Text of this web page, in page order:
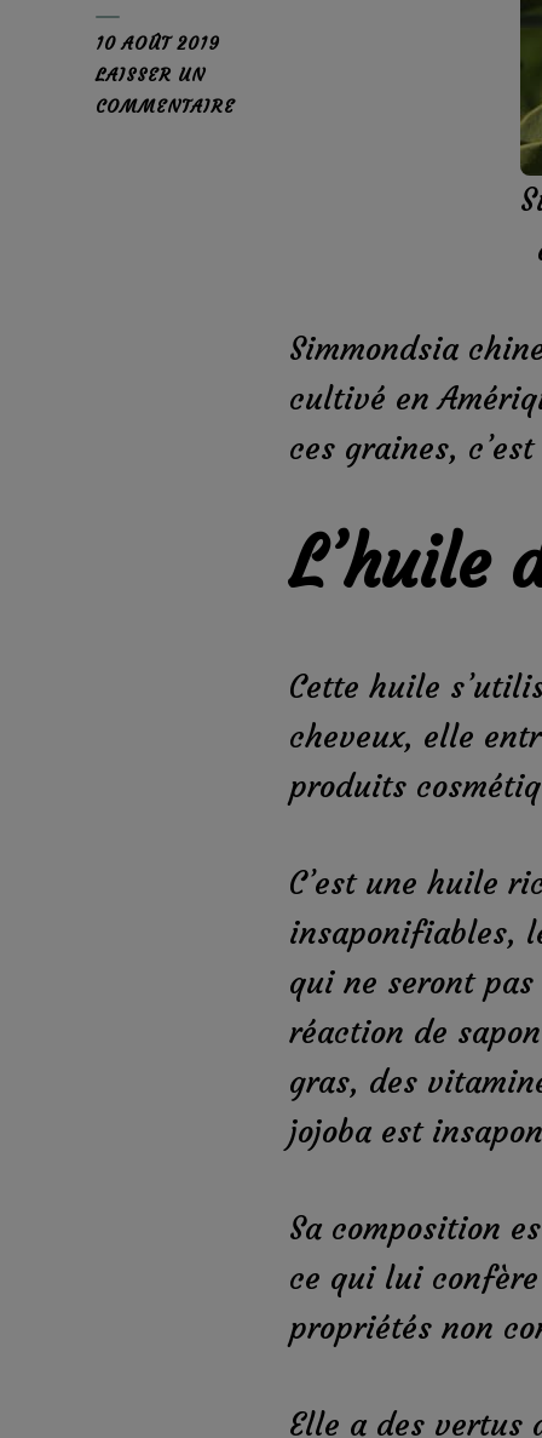
10 AOÛT 2019
LAISSER UN
COMMENTAIRESUR
Simmondsia
cultivé en
ces graines,
L’huile
Cette huile
cheveux, elle
produits
C’est une huile
insaponifiables,
qui ne seront
réaction de
gras, des
jojoba est
Sa composition
ce qui lui
propriétés non
Elle a des